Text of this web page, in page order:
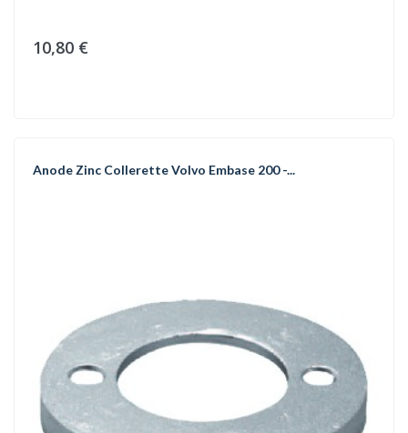
10,80 €
Anode Zinc Collerette Volvo Embase 200 -...